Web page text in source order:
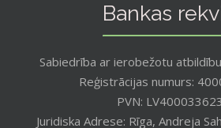
Bankas
Sabiedrība ar ierobežotu
Reģistrācijas numurs:
PVN:
Juridiska Adrese: Rīga, Andreja